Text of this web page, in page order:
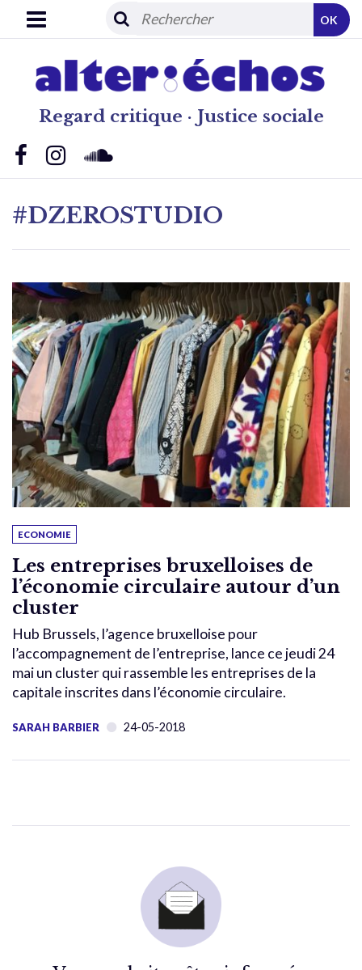
Regard critique · Justice sociale
OK
#DZEROSTUDIO
ECONOMIE
Les entreprises bruxelloises de
l’économie circulaire autour d’un
cluster
Hub Brussels, l’agence bruxelloise pour
l’accompagnement de l’entreprise, lance ce jeudi 24
mai un cluster qui rassemble les entreprises de la
capitale inscrites dans l’économie circulaire.
SARAH BARBIER 24-05-2018